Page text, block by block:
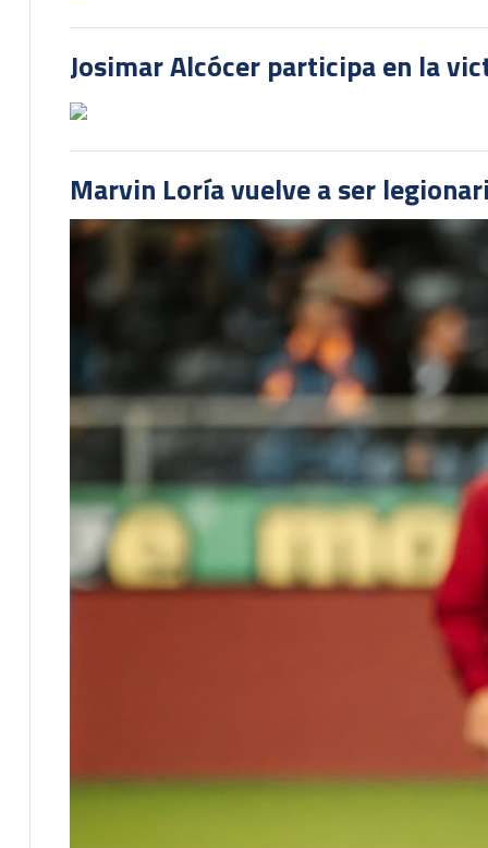
Josimar Alcócer participa en la
Marvin Loría vuelve a ser